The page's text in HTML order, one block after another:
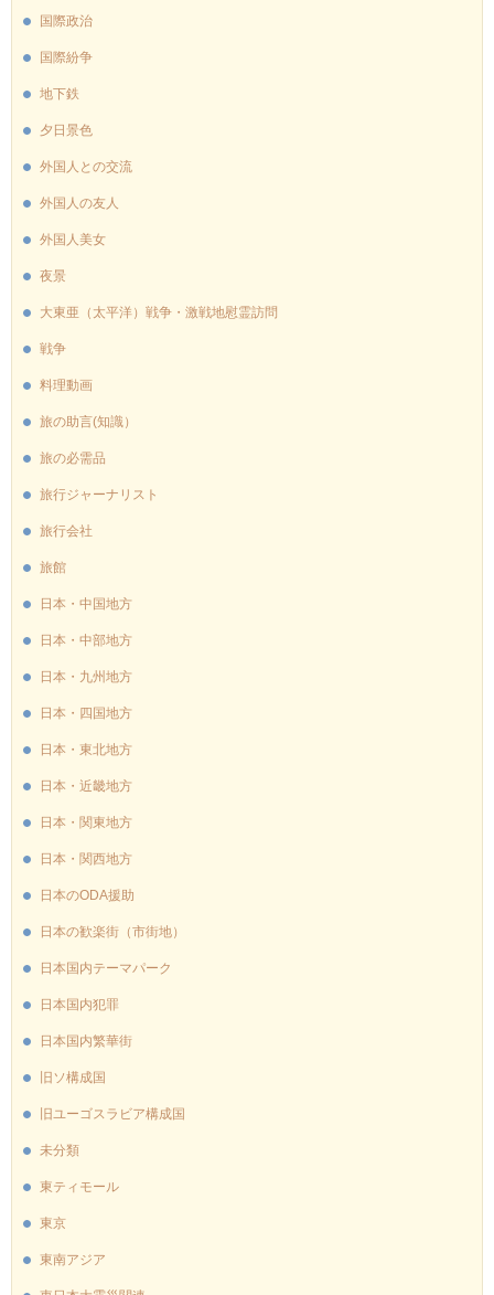
国際政治
国際紛争
地下鉄
夕日景色
外国人との交流
外国人の友人
外国人美女
夜景
大東亜（太平洋）戦争・激戦地慰霊訪問
戦争
料理動画
旅の助言(知識）
旅の必需品
旅行ジャーナリスト
旅行会社
旅館
日本・中国地方
日本・中部地方
日本・九州地方
日本・四国地方
日本・東北地方
日本・近畿地方
日本・関東地方
日本・関西地方
日本のODA援助
日本の歓楽街（市街地）
日本国内テーマパーク
日本国内犯罪
日本国内繁華街
旧ソ構成国
旧ユーゴスラビア構成国
未分類
東ティモール
東京
東南アジア